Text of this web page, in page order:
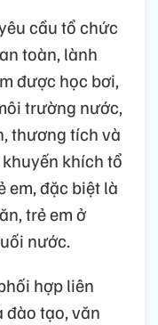
cầu tổ chức
toàn, lành
được học bơi,
trường nước,
thương tích và
khích tổ
em, đặc biệt là
trẻ em ở
nước.
hợp liên
đào tạo, văn